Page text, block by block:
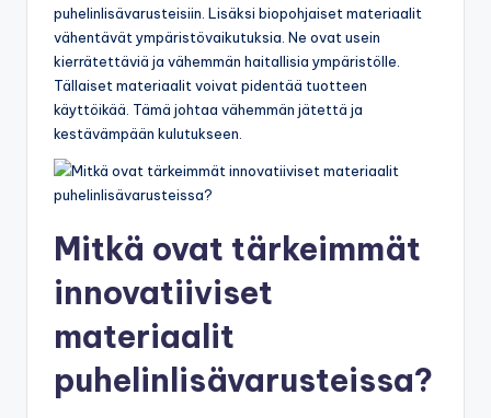
puhelinlisävarusteisiin. Lisäksi biopohjaiset materiaalit
vähentävät ympäristövaikutuksia. Ne ovat usein
kierrätettäviä ja vähemmän haitallisia ympäristölle.
Tällaiset materiaalit voivat pidentää tuotteen
käyttöikää. Tämä johtaa vähemmän jätettä ja
kestävämpään kulutukseen.
Mitkä ovat tärkeimmät
innovatiiviset
materiaalit
puhelinlisävarusteissa?